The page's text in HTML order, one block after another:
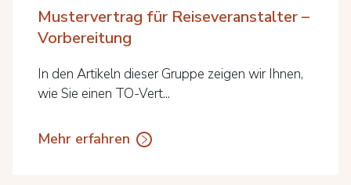
Mustervertrag für Reiseveranstalter –
Vorbereitung
In den Artikeln dieser Gruppe zeigen wir Ihnen,
wie Sie einen TO-Vert...
Mehr erfahren